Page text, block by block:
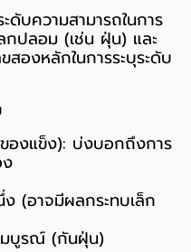
ดับความสามารถในการ
ปลอม (เช่น ฝุ่น) และ
สองหลักในการระบุระดับ
องแข็ง): บ่งบอกถึงการ
(อาจมีผลกระทบเล็ก
มบูรณ์ (กันฝุ่น)